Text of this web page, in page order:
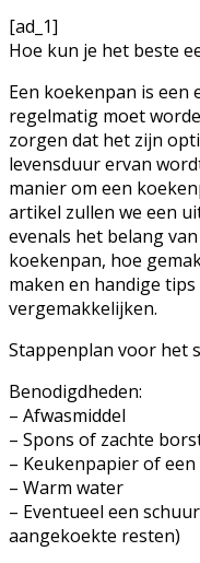
[ad_1]
Hoe kun je het beste
Een koekenpan is een
regelmatig moet
zorgen dat het zijn
levensduur ervan
manier om een
artikel zullen we een
evenals het belang
koekenpan, hoe
maken en handige
vergemakkelijken.
Stappenplan voor het
Benodigdheden:
– Afwasmiddel
– Spons of zachte
– Keukenpapier of
– Warm water
– Eventueel een
aangekoekte resten)